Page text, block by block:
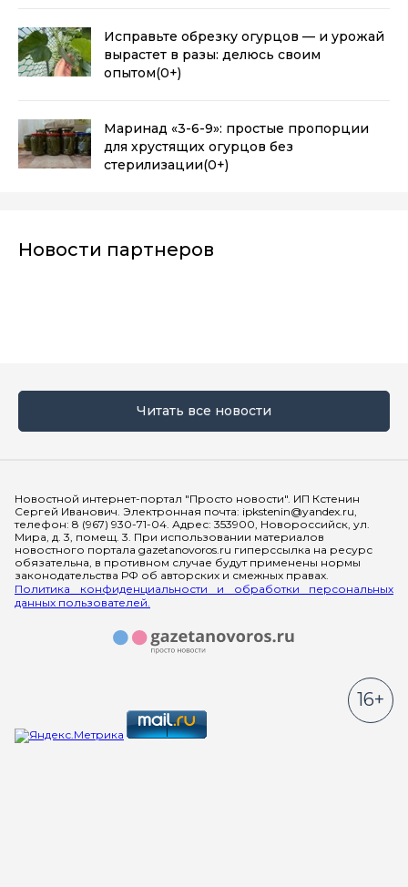
Исправьте обрезку огурцов — и урожай
вырастет в разы: делюсь своим
опытом(0+)
Маринад «3-6-9»: простые пропорции
для хрустящих огурцов без
стерилизации(0+)
Новости партнеров
Читать все новости
Новостной интернет-портал "Просто новости". ИП Кстенин
Сергей Иванович. Электронная почта: ipkstenin@yandex.ru,
телефон: 8 (967) 930-71-04. Адрес: 353900, Новороссийск, ул.
Мира, д. 3, помещ. 3. При использовании материалов
новостного портала gazetanovoros.ru гиперссылка на ресурс
обязательна, в противном случае будут применены нормы
законодательства РФ об авторских и смежных правах.
Политика конфиденциальности и обработки персональных
данных пользователей.
16+